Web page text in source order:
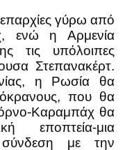
γύρω από
ενώ η Αρμενία
τις υπόλοιπες
Στεπανακέρτ.
η Ρωσία θα
που θα
Καραμπάχ θα
εποπτεία-μια
σύνδεση με την